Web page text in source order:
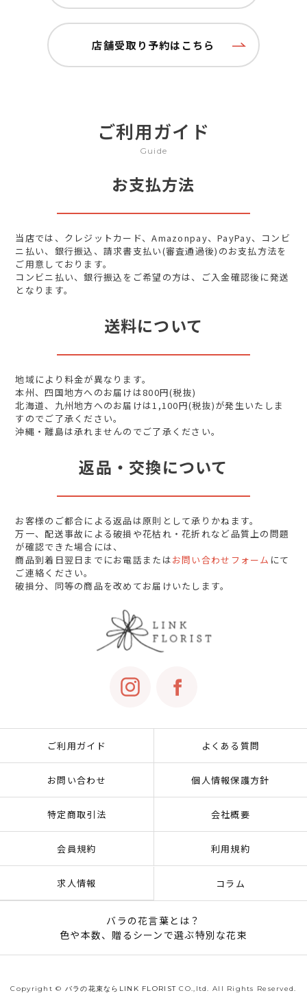
店舗受取り予約はこちら
ご利用ガイド
Guide
お支払方法
当店では、クレジットカード、Amazonpay、PayPay、コンビ
ニ払い、銀行振込、請求書支払い(審査通過後)のお支払方法を
ご用意しております。
コンビニ払い、銀行振込をご希望の方は、ご入金確認後に発送
となります。
送料について
地域により料金が異なります。
本州、四国地方へのお届けは800円(税抜)
北海道、九州地方へのお届けは1,100円(税抜)が発生いたしま
すのでご了承ください。
沖縄・離島は承れませんのでご了承ください。
返品・交換について
お客様のご都合による返品は原則として承りかねます。
万一、配送事故による破損や花枯れ・花折れなど品質上の問題
が確認できた場合には、
商品到着日翌日までにお電話またはお問い合わせフォーム にて
ご連絡ください。
破損分、同等の商品を改めてお届けいたします。
ご利用ガイド よくある質問
お問い合わせ 個人情報保護方針
特定商取引法 会社概要
会員規約 利用規約
求人情報 コラム
バラの花言葉とは？
色や本数、贈るシーンで選ぶ特別な花束
Copyright © バラの花束ならLINK FLORIST CO.,ltd. All Rights Reserved.